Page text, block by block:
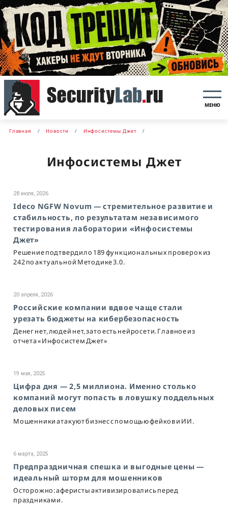
МЕНЮ
Главная Новости Инфосистемы Джет
Инфосистемы Джет
28 июля, 2026
Ideco NGFW Novum — стремительное развитие и
стабильность, по результатам независимого
тестирования лаборатории «Инфосистемы
Джет»
Решение подтвердило 189 функциональных проверок из
242 по актуальной Методике 3.0.
20 апреля, 2026
Российские компании вдвое чаще стали
урезать бюджеты на кибербезопасность
Денег нет, людей нет, зато есть нейросети. Главное из
отчета «Инфосистем Джет»
19 мая, 2025
Цифра дня — 2,5 миллиона. Именно столько
компаний могут попасть в ловушку поддельных
деловых писем
Мошенники атакуют бизнес с помощью фейков и ИИ.
6 марта, 2025
Предпраздничная спешка и выгодные цены —
идеальный шторм для мошенников
Осторожно: аферисты активизировались перед
праздниками.